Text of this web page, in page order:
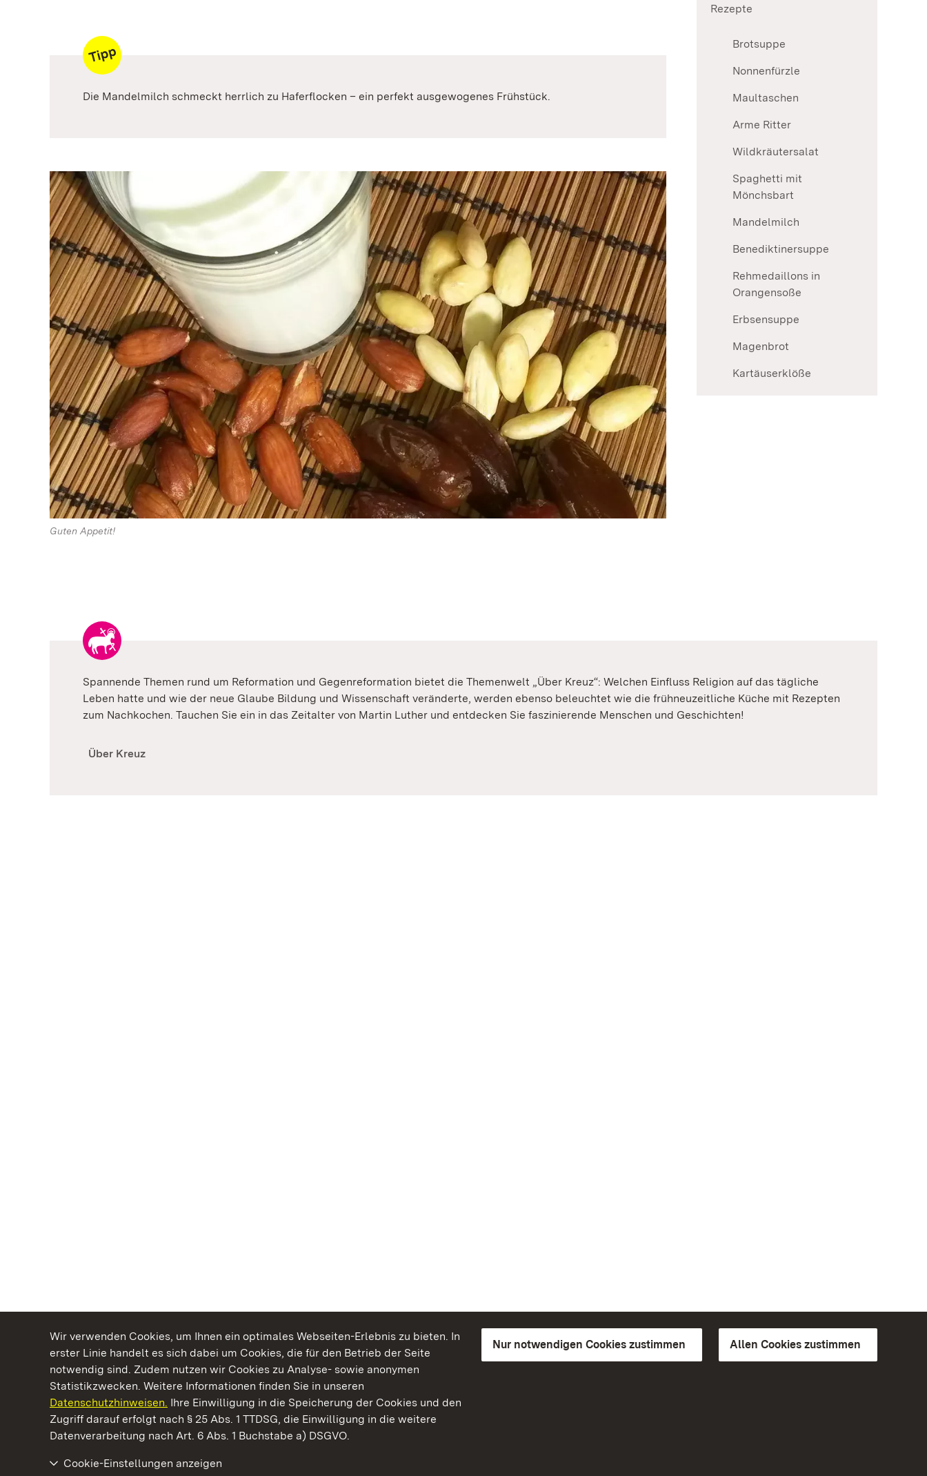
Wir verwenden Cookies, um Ihnen ein optimales Webseiten-Erlebnis zu bieten. In
erster Linie handelt es sich dabei um Cookies, die für den Betrieb der Seite
notwendig sind. Zudem nutzen wir Cookies zu Analyse- sowie anonymen
Statistikzwecken. Weitere Informationen finden Sie in unseren
Datenschutzhinweisen. Ihre Einwilligung in die Speicherung der Cookies und den
Zugriff darauf erfolgt nach § 25 Abs. 1 TTDSG, die Einwilligung in die weitere
Datenverarbeitung nach Art. 6 Abs. 1 Buchstabe a) DSGVO.
Nur notwendigen Cookies zustimmen Allen Cookies zustimmen
Cookie-Einstellungen anzeigen
Die Mandelmilch schmeckt herrlich zu Haferflocken – ein perfekt ausgewogenes Frühstück.
Guten Appetit!
Rezepte
Brotsuppe
Nonnenfürzle
Maultaschen
Arme Ritter
Wildkräutersalat
Spaghetti mit
Mönchsbart
Mandelmilch
Benediktinersuppe
Rehmedaillons in
Orangensoße
Erbsensuppe
Magenbrot
Kartäuserklöße
Spannende Themen rund um Reformation und Gegenreformation bietet die Themenwelt „Über Kreuz“: Welchen Einfluss Religion auf das tägliche
Leben hatte und wie der neue Glaube Bildung und Wissenschaft veränderte, werden ebenso beleuchtet wie die frühneuzeitliche Küche mit Rezepten
zum Nachkochen. Tauchen Sie ein in das Zeitalter von Martin Luther und entdecken Sie faszinierende Menschen und Geschichten!
Über Kreuz
Kommen. Staunen. Genießen.